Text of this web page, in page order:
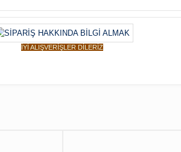
İYİ ALIŞVERİŞLER DİLERİZ